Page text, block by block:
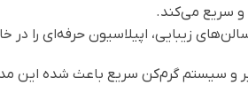
و سریع می‌کند.
زیبایی، اپیلاسیون حرفه‌ای را در
و سیستم گرم‌کن سریع باعث شده